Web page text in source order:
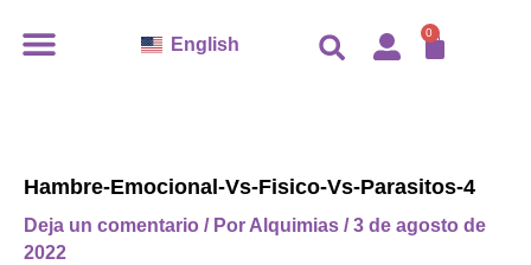
English 0
Hambre-Emocional-Vs-Fisico-Vs-Parasitos-4
Deja un comentario / Por Alquimias /3 de agosto de
2022